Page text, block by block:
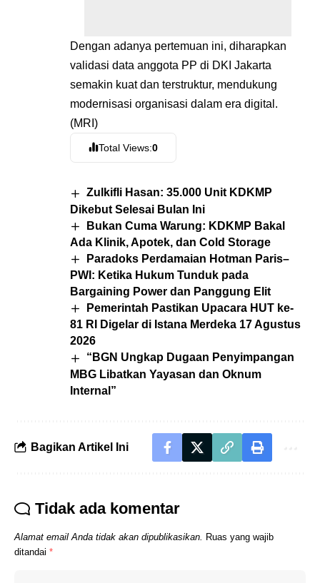
Dengan adanya pertemuan ini, diharapkan
validasi data anggota PP di DKI Jakarta
semakin kuat dan terstruktur, mendukung
modernisasi organisasi dalam era digital.
(MRI)
Total Views:0
Zulkifli Hasan: 35.000 Unit KDKMP
Dikebut Selesai Bulan Ini
Bukan Cuma Warung: KDKMP Bakal
Ada Klinik, Apotek, dan Cold Storage
Paradoks Perdamaian Hotman Paris–
PWI: Ketika Hukum Tunduk pada
Bargaining Power dan Panggung Elit
Pemerintah Pastikan Upacara HUT ke-
81 RI Digelar di Istana Merdeka 17 Agustus
2026
“BGN Ungkap Dugaan Penyimpangan
MBG Libatkan Yayasan dan Oknum
Internal”
Bagikan Artikel Ini
Tidak ada komentar
Alamat email Anda tidak akan dipublikasikan. Ruas yang wajib
ditandai *